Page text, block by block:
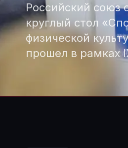
Российский союз
круглый стол
физической
прошел в рамках